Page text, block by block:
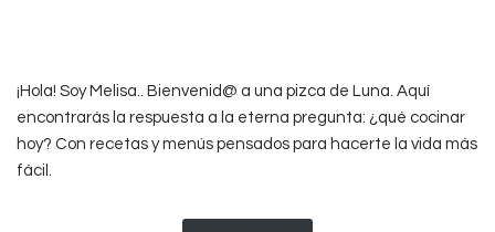
¡Hola! Soy Melisa.. Bienvenid@ a una pizca de Luna. Aquí
encontrarás la respuesta a la eterna pregunta: ¿qué cocinar
hoy? Con recetas y menús pensados para hacerte la vida más
fácil.